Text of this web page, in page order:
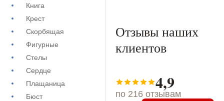
Книга
Крест
Скорбящая
Фигурные
Стелы
Сердце
Плащаница
Бюст
Отзывы наших
клиентов
4,9
по 216 отзывам